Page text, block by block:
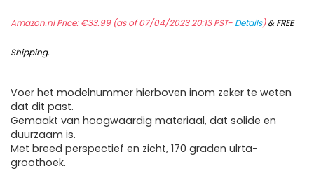
Amazon.nl Price:€33.99(as of 07/04/2023 20:13 PST- Details)&FREE
Shipping.
Voer het modelnummer hierboven inom zeker te weten
dat dit past.
Gemaakt van hoogwaardig materiaal, dat solide en
duurzaam is.
Met breed perspectief en zicht, 170 graden ulrta-
groothoek.